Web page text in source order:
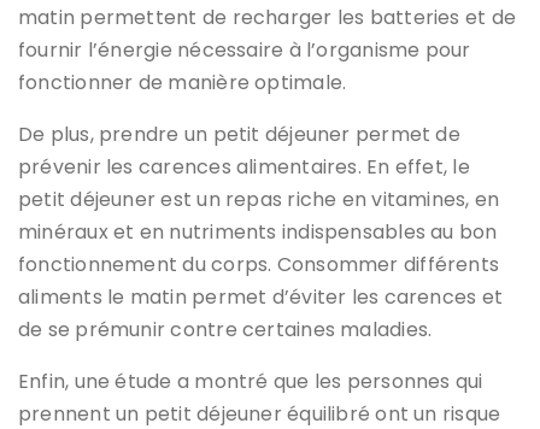
matin permettent de recharger les batteries et de
fournir l’énergie nécessaire à l’organisme pour
fonctionner de manière optimale.
De plus, prendre un petit déjeuner permet de
prévenir les carences alimentaires. En effet, le
petit déjeuner est un repas riche en vitamines, en
minéraux et en nutriments indispensables au bon
fonctionnement du corps. Consommer différents
aliments le matin permet d’éviter les carences et
de se prémunir contre certaines maladies.
Enfin, une étude a montré que les personnes qui
prennent un petit déjeuner équilibré ont un risque